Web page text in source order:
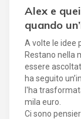
Alex e
quando
possibilità
A volte le idee
Restano nella
essere
ha seguito
l'ha
mila euro.
Ci sono